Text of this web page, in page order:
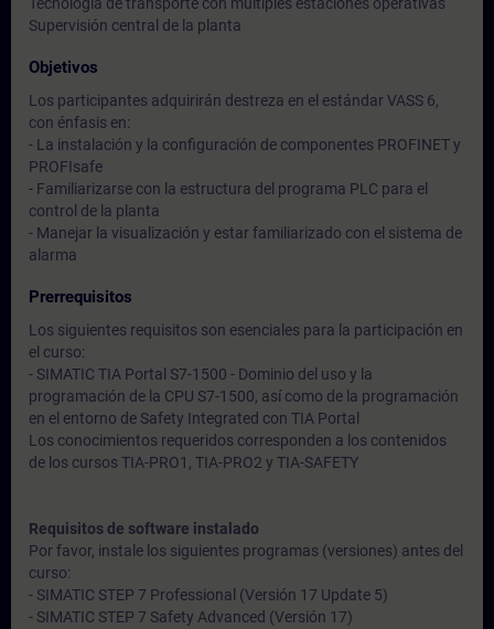
Supervisión central de la planta
Objetivos
Los participantes adquirirán destreza en el estándar VASS 6,
con énfasis en:
- La instalación y la configuración de componentes PROFINET y
PROFIsafe
- Familiarizarse con la estructura del programa PLC para el
control de la planta
- Manejar la visualización y estar familiarizado con el sistema de
alarma
Prerrequisitos
Los siguientes requisitos son esenciales para la participación en
el curso:
- SIMATIC TIA Portal S7-1500 - Dominio del uso y la
programación de la CPU S7-1500, así como de la programación
en el entorno de Safety Integrated con TIA Portal
Los conocimientos requeridos corresponden a los contenidos
de los cursos TIA-PRO1, TIA-PRO2 y TIA-SAFETY
Requisitos de software instalado
Por favor, instale los siguientes programas (versiones) antes del
curso:
- SIMATIC STEP 7 Professional (Versión 17 Update 5)
- SIMATIC STEP 7 Safety Advanced (Versión 17)